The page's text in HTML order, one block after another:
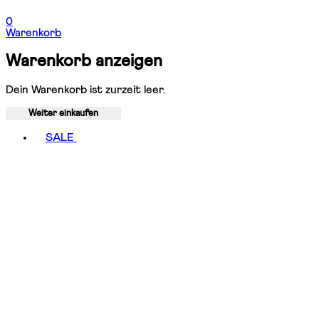
0
Warenkorb
Warenkorb anzeigen
Dein Warenkorb ist zurzeit leer.
Weiter einkaufen
SALE